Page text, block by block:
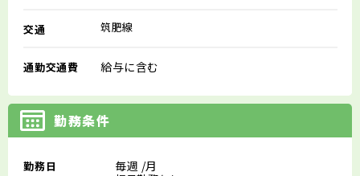
交通 筑肥線
通勤交通費 給与に含む
勤務条件
勤務日 毎週 /月